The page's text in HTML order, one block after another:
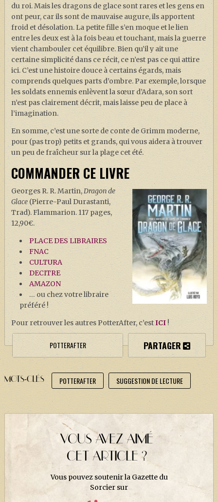
du roi. Mais les dragons de glace sont rares et les gens en
ont peur, car ils sont de mauvaise augure, ils apportent
froid et désolation. La petite fille s’en moque et le lien
entre les deux est à la fois beau et touchant, mais la guerre
vient chambouler cet équilibre. Bien qu’il y ait une
certaine simplicité dans ce récit, ce n’est pas ce qui attire
ici. C’est une histoire douce à certains égards, mais
comprends quelques parts d’ombre. Par exemple, lorsque
les soldats ennemis enlèvent la sœur d’Adara, son sort
n’est pas clairement décrit, mais laisse peu de place à
l’imagination.
En somme, c’est une sorte de conte de Grimm moderne,
pour (pas trop) petits et grands, qui vous aidera à trouver
un peu de fraîcheur sur la plage cet été.
COMMANDER CE LIVRE
Georges R. R. Martin,Dragon de
Glace(Pierre-Paul Durastanti,
Trad). Flammarion. 117 pages,
12,90€.
PLACE DES LIBRAIRES
FNAC
CULTURA
DECITRE
AMAZON
… ou chez votre libraire
préféré !
Pour retrouver les autres PotterAfter, c’estICI!
POTTERAFTER PARTAGER
MOTS-CLÉS POTTERAFTER SUGGESTION DE LECTURE
VOUS AVEZ AIMÉ
CET ARTICLE ?
Vous pouvez soutenir la Gazette du
Sorcier sur